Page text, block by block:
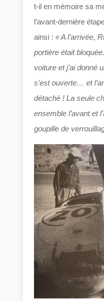
t-il en mémoire sa
l’avant-dernière
ainsi :« A l’arrivée,
portière était
voiture et j’ai donné
s’est ouverte… et
détaché ! La seule
ensemble l’avant et
goupille de